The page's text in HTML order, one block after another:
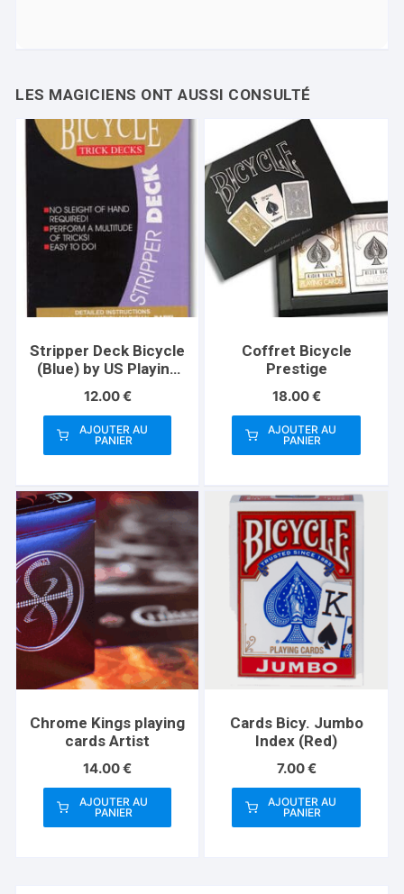
Stripper Deck Bicycle
(Blue) by US Playing
Card
12.00€
AJOUTER AU
PANIER
Coffret Bicycle
Prestige
18.00€
AJOUTER AU
PANIER
Chrome Kings playing
cards Artist
14.00€
AJOUTER AU
PANIER
Cards Bicy. Jumbo
Index (Red)
7.00€
AJOUTER AU
PANIER